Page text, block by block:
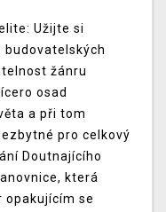
Užijte si
budovatelských
žánru
osad
a při tom
pro celkový
Doutnajícího
která
opakujícím se